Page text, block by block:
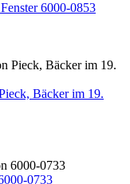
6000-0853
Bäcker im 19.
0733